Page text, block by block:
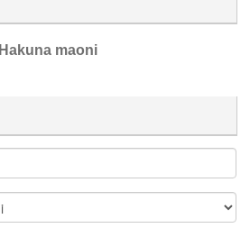
Hakuna maoni